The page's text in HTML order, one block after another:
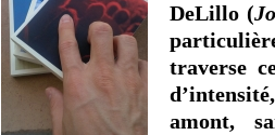
DeLillo (
traverse
amont,